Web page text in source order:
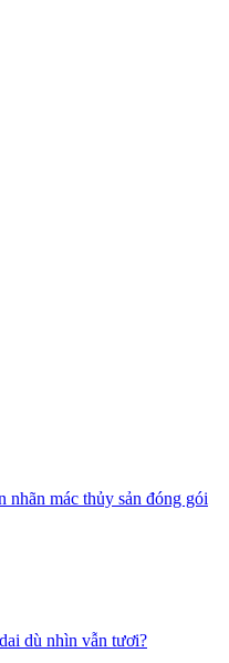
nhãn mác thủy sản đóng gói
dù nhìn vẫn tươi?